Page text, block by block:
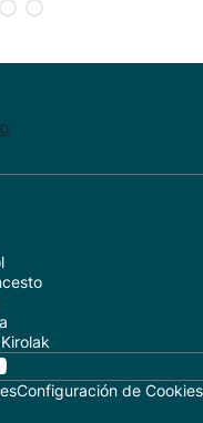
Configuración de Cookies